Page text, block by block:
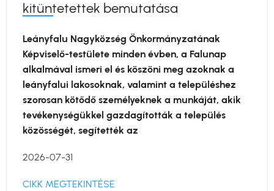
kitüntetettek bemutatása
Leányfalu Nagyközség Önkormányzatának
Képviselő-testülete minden évben, a Falunap
alkalmával ismeri el és köszöni meg azoknak a
leányfalui lakosoknak, valamint a településhez
szorosan kötődő személyeknek a munkáját, akik
tevékenységükkel gazdagították a település
közösségét, segítették az
2026-07-31
CIKK MEGTEKINTÉSE